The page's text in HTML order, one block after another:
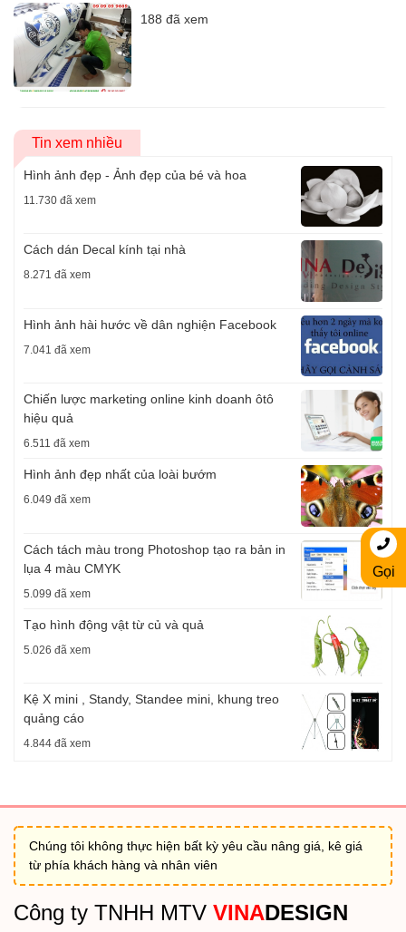
188 đã xem
Tin xem nhiều
Hình ảnh đẹp - Ảnh đẹp của bé và hoa
11.730 đã xem
Cách dán Decal kính tại nhà
8.271 đã xem
Hình ảnh hài hước về dân nghiện Facebook
7.041 đã xem
Chiến lược marketing online kinh doanh ôtô
hiệu quả
6.511 đã xem
Hình ảnh đẹp nhất của loài bướm
6.049 đã xem
Cách tách màu trong Photoshop tạo ra bản in
lụa 4 màu CMYK
5.099 đã xem
Tạo hình động vật từ củ và quả
5.026 đã xem
Kệ X mini , Standy, Standee mini, khung treo
quảng cáo
4.844 đã xem
Chúng tôi không thực hiện bất kỳ yêu cầu nâng giá, kê giá
từ phía khách hàng và nhân viên
Công ty TNHH MTV VINADESIGN
Gọi